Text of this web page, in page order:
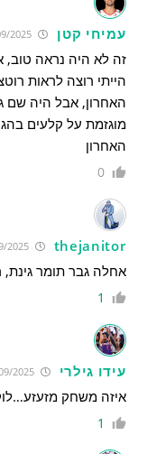
עמיחי קטן
זה לא היה נראה טוב,
הייתי רוצה לראות
האחרון, אבל היה שם
מוגזמת על קלעים
האחרון
0
thejanitor
02/09/2025 17:26:10
אחלה גבר תומר גינת,
1
עידו גילרי 02/09/2025 18:40:02
איזה משחק
1